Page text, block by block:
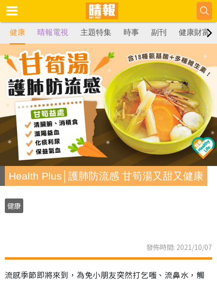
健康 晴報電視 主題特集 時事 副刊 健康財富
Health Plus│護肺防流感 甘筍湯又甜又健康
健康
發佈時間: 2021/10/07
流感季節即將來到，為免小朋友突然打乞嗤、流鼻水，觸